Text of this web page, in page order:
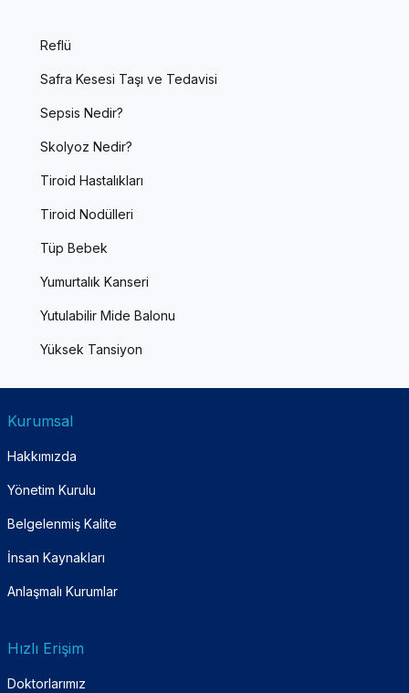
Reflü
Safra Kesesi Taşı ve Tedavisi
Sepsis Nedir?
Skolyoz Nedir?
Tiroid Hastalıkları
Tiroid Nodülleri
Tüp Bebek
Yumurtalık Kanseri
Yutulabilir Mide Balonu
Yüksek Tansiyon
Kurumsal
Hakkımızda
Yönetim Kurulu
Belgelenmiş Kalite
İnsan Kaynakları
Anlaşmalı Kurumlar
Hızlı Erişim
Doktorlarımız